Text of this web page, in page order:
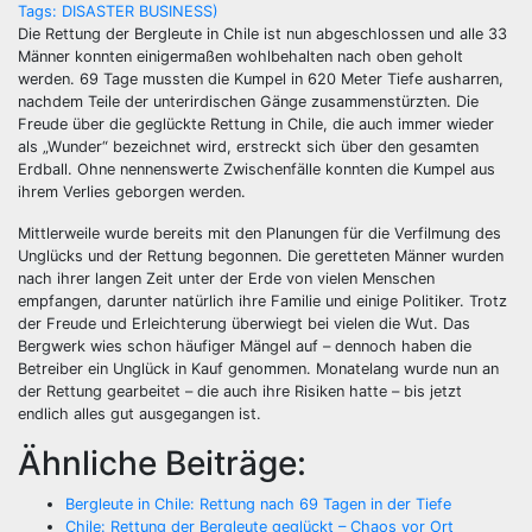
Die Rettung der Bergleute in Chile ist nun abgeschlossen und alle 33
Männer konnten einigermaßen wohlbehalten nach oben geholt
werden. 69 Tage mussten die Kumpel in 620 Meter Tiefe ausharren,
nachdem Teile der unterirdischen Gänge zusammenstürzten. Die
Freude über die geglückte Rettung in Chile, die auch immer wieder
als „Wunder“ bezeichnet wird, erstreckt sich über den gesamten
Erdball. Ohne nennenswerte Zwischenfälle konnten die Kumpel aus
ihrem Verlies geborgen werden.
Mittlerweile wurde bereits mit den Planungen für die Verfilmung des
Unglücks und der Rettung begonnen. Die geretteten Männer wurden
nach ihrer langen Zeit unter der Erde von vielen Menschen
empfangen, darunter natürlich ihre Familie und einige Politiker. Trotz
der Freude und Erleichterung überwiegt bei vielen die Wut. Das
Bergwerk wies schon häufiger Mängel auf – dennoch haben die
Betreiber ein Unglück in Kauf genommen. Monatelang wurde nun an
der Rettung gearbeitet – die auch ihre Risiken hatte – bis jetzt
endlich alles gut ausgegangen ist.
Ähnliche Beiträge:
Bergleute in Chile: Rettung nach 69 Tagen in der Tiefe
Chile: Rettung der Bergleute geglückt – Chaos vor Ort